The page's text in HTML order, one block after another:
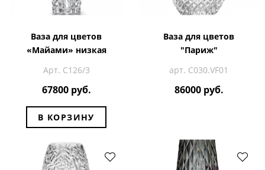
Ваза для цветов
«Майами» низкая
Арт. С126/3
67800 руб.
В КОРЗИНУ
Ваза для цветов
"Париж"
арт. C030.VF01
86000 руб.